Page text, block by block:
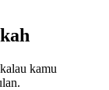
kamu